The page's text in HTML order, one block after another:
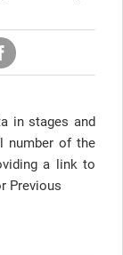
in stages and
number of the
a link to
Previous